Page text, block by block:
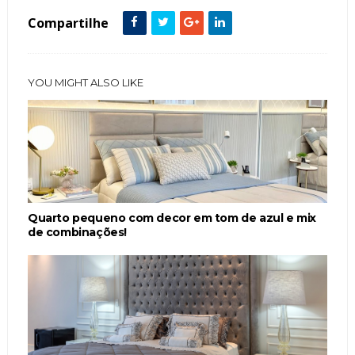
Compartilhe
YOU MIGHT ALSO LIKE
Quarto pequeno com decor em tom de azul e mix
de combinações!